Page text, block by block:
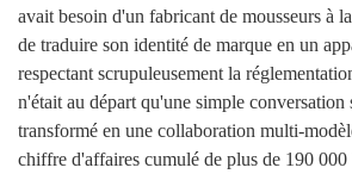
avait besoin d'un fabricant de mousseurs à
de traduire son identité de marque en un
respectant scrupuleusement la
n'était au départ qu'une simple conversation
transformé en une collaboration multi-
chiffre d'affaires cumulé de plus de 190